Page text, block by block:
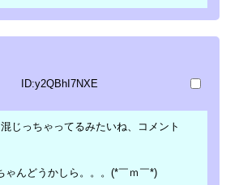
ID:y2QBhI7NXE
じっちゃってるみたいね、コメント
ゃんどうかしら。。。(*￣ｍ￣*)